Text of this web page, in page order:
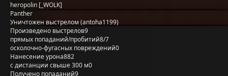
heropolin [_WOLK]
Panther
Уничтожен выстрелом (antoha1199)
Произведено выстрелов9
прямых попаданий/пробитий8/7
осколочно-фугасных повреждений0
Нанесение урона882
с дистанции свыше 300 м0
Получено попаданий9